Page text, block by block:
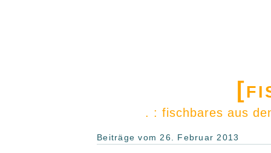
. : fischbares aus
Beiträge vom 26. Februar 2013